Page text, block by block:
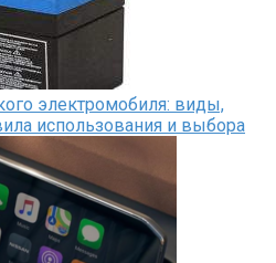
электромобиля: виды,
использования и выбора